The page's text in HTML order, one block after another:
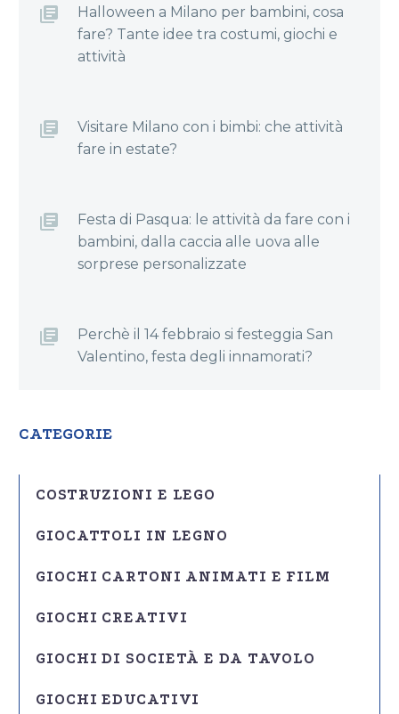
Halloween a Milano per bambini, cosa
fare? Tante idee tra costumi, giochi e
attività
Visitare Milano con i bimbi: che attività
fare in estate?
Festa di Pasqua: le attività da fare con i
bambini, dalla caccia alle uova alle
sorprese personalizzate
Perchè il 14 febbraio si festeggia San
Valentino, festa degli innamorati?
CATEGORIE
COSTRUZIONI E LEGO
GIOCATTOLI IN LEGNO
GIOCHI CARTONI ANIMATI E FILM
GIOCHI CREATIVI
GIOCHI DI SOCIETÀ E DA TAVOLO
GIOCHI EDUCATIVI